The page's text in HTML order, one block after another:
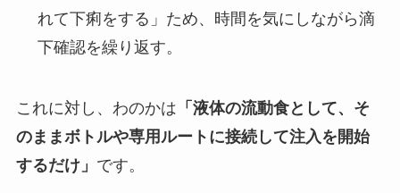
れて下痢をする」ため、時間を気にしながら滴
下確認を繰り返す。
これに対し、わのかは 「液体の流動食として、そ
のままボトルや専用ルートに接続して注入を開始
するだけ」 です。